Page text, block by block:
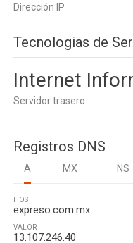
Dirección IP
Tecnologias de
Internet
Servidor trasero
Registros DNS
A MX NS
HOST
expreso.com.mx
VALOR
13.107.246.40